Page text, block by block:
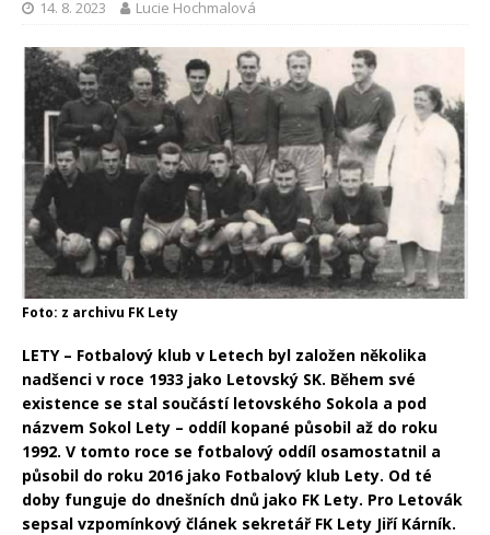
14. 8. 2023 Lucie Hochmalová
Foto: z archivu FK Lety
LETY – Fotbalový klub v Letech byl založen několika
nadšenci v roce 1933 jako Letovský SK. Během své
existence se stal součástí letovského Sokola a pod
názvem Sokol Lety – oddíl kopané působil až do roku
1992. V tomto roce se fotbalový oddíl osamostatnil a
působil do roku 2016 jako Fotbalový klub Lety. Od té
doby funguje do dnešních dnů jako FK Lety. Pro Letovák
sepsal vzpomínkový článek sekretář FK Lety Jiří Kárník.